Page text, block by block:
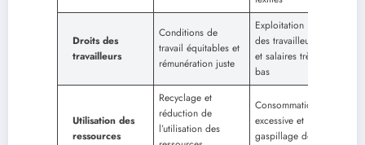
Droits des
travailleurs
Conditions de
travail équitables et
rémunération juste
Exploitation
des travailleurs
et salaires très
bas
Utilisation des
ressources
Recyclage et
réduction de
l’utilisation des
Consommation
excessive et
gaspillage de